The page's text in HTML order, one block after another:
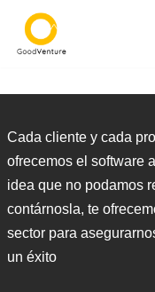
Saltar
contenido
Cada cliente y cada
ofrecemos el software
idea que no podamos
contárnosla, te
sector para
un éxito